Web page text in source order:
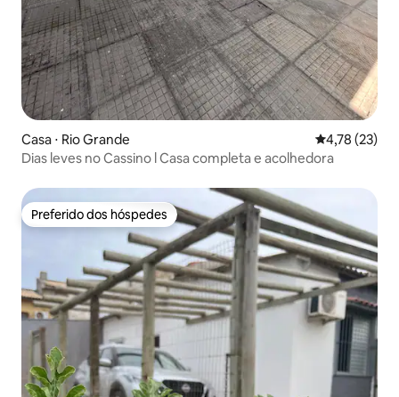
Casa ⋅ Rio Grande 4,78 de uma
4,78 (23)
Dias leves no Cassino l Casa completa e acolhedora
Preferido dos hóspedes
Preferido dos hóspedes